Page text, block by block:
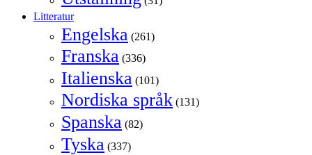
Litteratur
Engelska (261)
Franska (336)
Italienska (101)
Nordiska språk (131)
Spanska (82)
Tyska (337)